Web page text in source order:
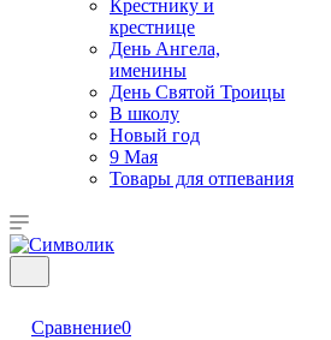
Крестнику и
крестнице
День Ангела,
именины
День Святой Троицы
В школу
Новый год
9 Мая
Товары для отпевания
Сравнение0